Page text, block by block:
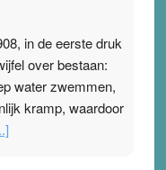
in de eerste druk
over bestaan:
water zwemmen,
kramp, waardoor